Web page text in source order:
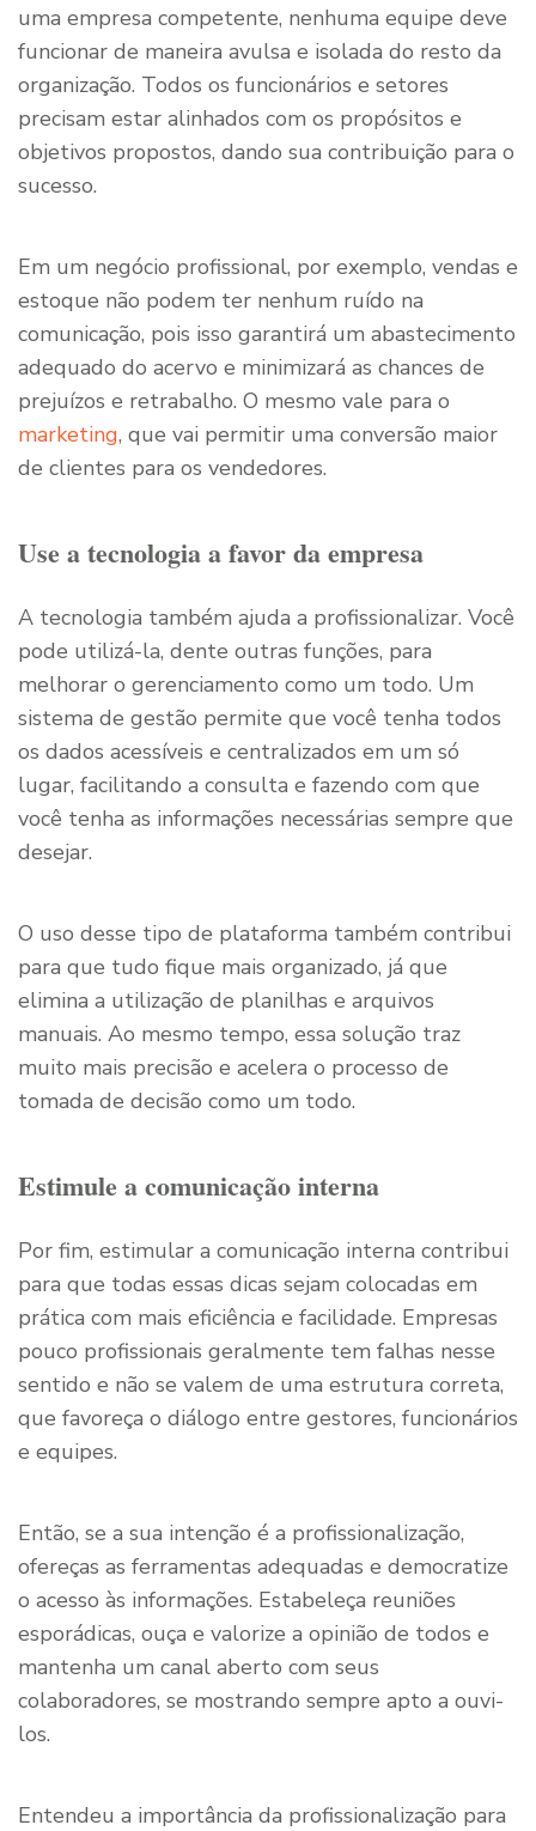
uma empresa competente, nenhuma equipe deve
funcionar de maneira avulsa e isolada do resto da
organização. Todos os funcionários e setores
precisam estar alinhados com os propósitos e
objetivos propostos, dando sua contribuição para o
sucesso.
Em um negócio profissional, por exemplo, vendas e
estoque não podem ter nenhum ruído na
comunicação, pois isso garantirá um abastecimento
adequado do acervo e minimizará as chances de
prejuízos e retrabalho. O mesmo vale para o
marketing, que vai permitir uma conversão maior
de clientes para os vendedores.
Use a tecnologia a favor da empresa
A tecnologia também ajuda a profissionalizar. Você
pode utilizá-la, dente outras funções, para
melhorar o gerenciamento como um todo. Um
sistema de gestão permite que você tenha todos
os dados acessíveis e centralizados em um só
lugar, facilitando a consulta e fazendo com que
você tenha as informações necessárias sempre que
desejar.
O uso desse tipo de plataforma também contribui
para que tudo fique mais organizado, já que
elimina a utilização de planilhas e arquivos
manuais. Ao mesmo tempo, essa solução traz
muito mais precisão e acelera o processo de
tomada de decisão como um todo.
Estimule a comunicação interna
Por fim, estimular a comunicação interna contribui
para que todas essas dicas sejam colocadas em
prática com mais eficiência e facilidade. Empresas
pouco profissionais geralmente tem falhas nesse
sentido e não se valem de uma estrutura correta,
que favoreça o diálogo entre gestores, funcionários
e equipes.
Então, se a sua intenção é a profissionalização,
ofereças as ferramentas adequadas e democratize
o acesso às informações. Estabeleça reuniões
esporádicas, ouça e valorize a opinião de todos e
mantenha um canal aberto com seus
colaboradores, se mostrando sempre apto a ouvi-
los.
Entendeu a importância da profissionalização para